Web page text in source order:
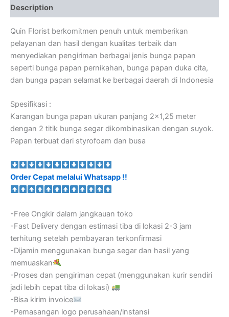
Description
Quin Florist berkomitmen penuh untuk memberikan
pelayanan dan hasil dengan kualitas terbaik dan
menyediakan pengiriman berbagai jenis bunga papan
seperti bunga papan pernikahan, bunga papan duka cita,
dan bunga papan selamat ke berbagai daerah di Indonesia
Spesifikasi :
Karangan bunga papan ukuran panjang 2×1,25 meter
dengan 2 titik bunga segar dikombinasikan dengan suyok.
Papan terbuat dari styrofoam dan busa
Order Cepat melalui Whatsapp !!
-Free Ongkir dalam jangkauan toko
-Fast Delivery dengan estimasi tiba di lokasi 2-3 jam
terhitung setelah pembayaran terkonfirmasi
-Dijamin menggunakan bunga segar dan hasil yang
memuaskan
-Proses dan pengiriman cepat (menggunakan kurir sendiri
jadi lebih cepat tiba di lokasi)
-Bisa kirim invoice
-Pemasangan logo perusahaan/instansi